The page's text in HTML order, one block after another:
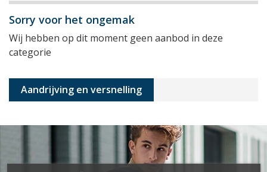
Sorry voor het ongemak
Wij hebben op dit moment geen aanbod in deze
categorie
Aandrijving en versnelling